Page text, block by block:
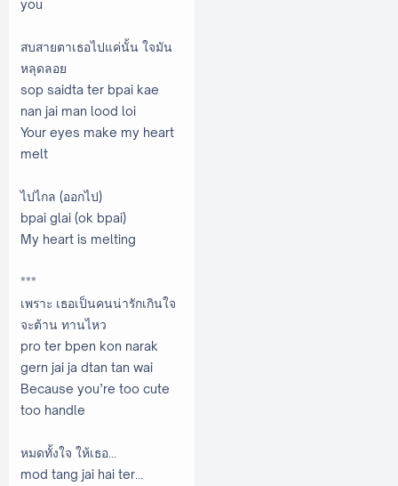
you
สบสายตาเธอไปแค่นั้น ใจมัน
หลุดลอย
sop saidta ter bpai kae
nan jai man lood loi
Your eyes make my heart
melt
ไปไกล (ออกไป)
bpai glai (ok bpai)
My heart is melting
***
เพราะ เธอเป็นคนน่ารักเกินใจ
จะต้าน ทานไหว
pro ter bpen kon narak
gern jai ja dtan tan wai
Because you’re too cute
too handle
หมดทั้งใจ ให้เธอ...
mod tang jai hai ter...